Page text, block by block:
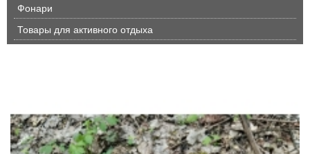
Фонари
Товары для активного отдыха